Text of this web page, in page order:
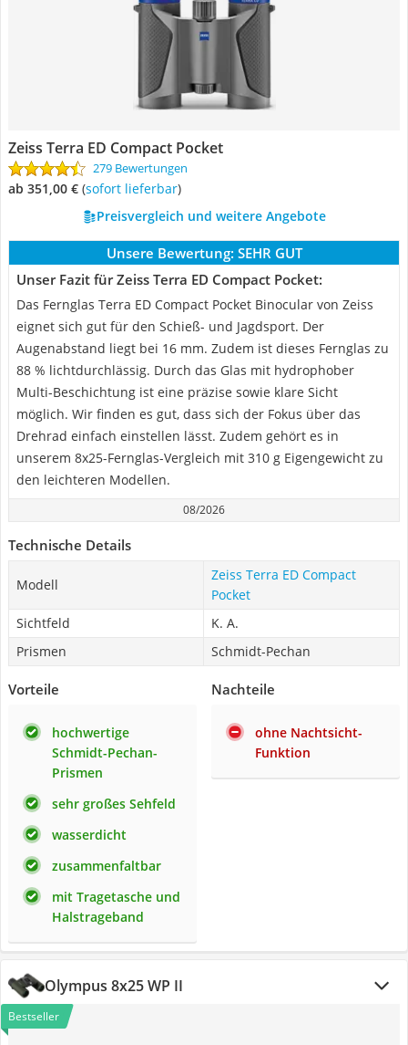
Zeiss Terra ED Compact Pocket
279 Bewertungen
ab 351,00 € ( Sofort lieferbar)
Preisvergleich und weitere Angebote
Unsere Bewertung: SEHR GUT
Unser Fazit für Zeiss Terra ED Compact Pocket:
Das Fernglas Terra ED Compact Pocket Binocular von Zeiss
eignet sich gut für den Schieß- und Jagdsport. Der
Augenabstand liegt bei 16 mm. Zudem ist dieses Fernglas zu
88 % lichtdurchlässig. Durch das Glas mit hydrophober
Multi-Beschichtung ist eine präzise sowie klare Sicht
möglich. Wir finden es gut, dass sich der Fokus über das
Drehrad einfach einstellen lässt. Zudem gehört es in
unserem 8x25-Fernglas-Vergleich mit 310 g Eigengewicht zu
den leichteren Modellen.
08/2026
Technische Details
Modell
Zeiss Terra ED Compact
Pocket
Sichtfeld
K. A.
Prismen
Schmidt-Pechan
Vorteile
hochwertige
Schmidt-Pechan-
Prismen
sehr großes Sehfeld
wasserdicht
zusammenfaltbar
mit Tragetasche und
Halstrageband
Nachteile
ohne Nachtsicht-
Funktion
Olympus 8x25 WP II
Bestseller